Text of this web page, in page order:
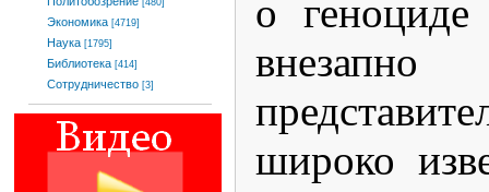
[480]
Экономика [4719]
Наука [1795]
Библиотека [414]
Сотрудничество [3]
о
широко